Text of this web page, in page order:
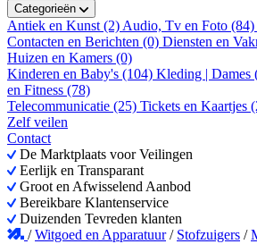
Categorieën
Antiek en Kunst (2) Audio, Tv en Foto (84)
Contacten en Berichten (0) Diensten en
Huizen en Kamers (0)
Kinderen en Baby's (104) Kleding | Dames
en Fitness (78)
Telecommunicatie (25) Tickets en Kaartjes
Zelf veilen
Contact
De Marktplaats voor Veilingen
Eerlijk en Transparant
Groot en Afwisselend Aanbod
Bereikbare Klantenservice
Duizenden Tevreden klanten
/Witgoed en Apparatuur / Stofzuigers /